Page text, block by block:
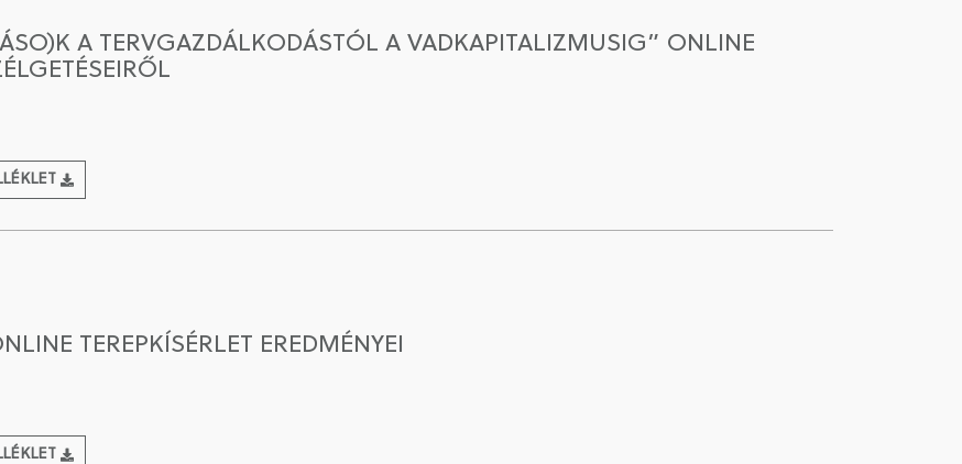
A TERVGAZDÁLKODÁSTÓL A VADKAPITALIZMUSIG” ONLINE
TEREPKÍSÉRLET EREDMÉNYEI